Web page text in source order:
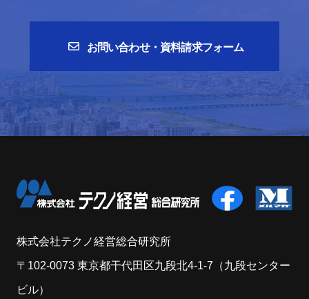
お問い合わせ・資料請求フォーム
株式会社テクノ経営総合研究所
〒102-0073 東京都干代田区九段北4-1-7（九段センター
ビル）